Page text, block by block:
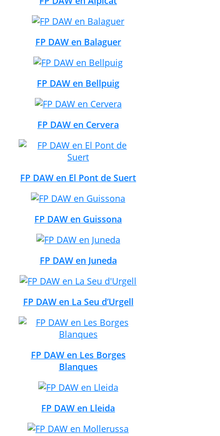
FP DAW en Balaguer
FP DAW en Bellpuig
FP DAW en Cervera
FP DAW en El Pont de Suert
FP DAW en Guissona
FP DAW en Juneda
FP DAW en La Seu d’Urgell
FP DAW en Les Borges
Blanques
FP DAW en Lleida